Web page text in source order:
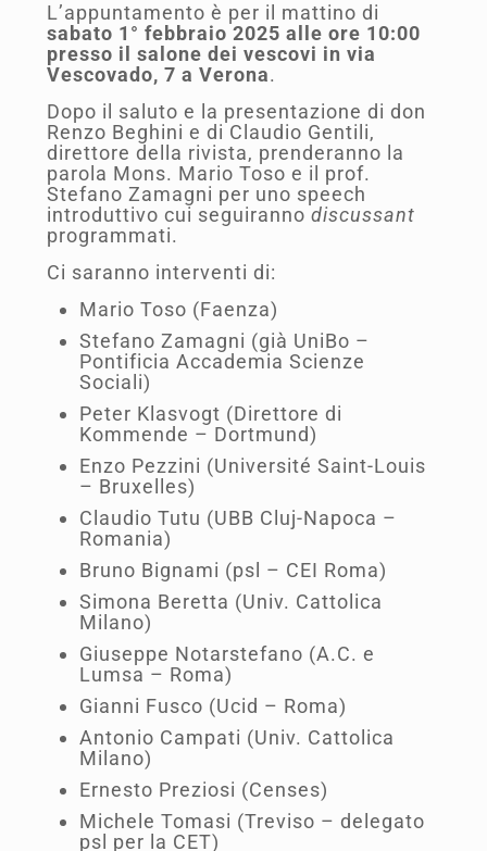
L’appuntamento è per il mattino di
sabato 1° febbraio 2025 alle ore 10:00
presso il salone dei vescovi in via
Vescovado, 7 a Verona.
Dopo il saluto e la presentazione di don
Renzo Beghini e di Claudio Gentili,
direttore della rivista, prenderanno la
parola Mons. Mario Toso e il prof.
Stefano Zamagni per uno speech
introduttivo cui seguiranno discussant
programmati.
Ci saranno interventi di:
Mario Toso (Faenza)
Stefano Zamagni (già UniBo –
Pontificia Accademia Scienze
Sociali)
Peter Klasvogt (Direttore di
Kommende – Dortmund)
Enzo Pezzini (Université Saint-Louis
– Bruxelles)
Claudio Tutu (UBB Cluj-Napoca –
Romania)
Bruno Bignami (psl – CEI Roma)
Simona Beretta (Univ. Cattolica
Milano)
Giuseppe Notarstefano (A.C. e
Lumsa – Roma)
Gianni Fusco (Ucid – Roma)
Antonio Campati (Univ. Cattolica
Milano)
Ernesto Preziosi (Censes)
Michele Tomasi (Treviso – delegato
psl per la CET)